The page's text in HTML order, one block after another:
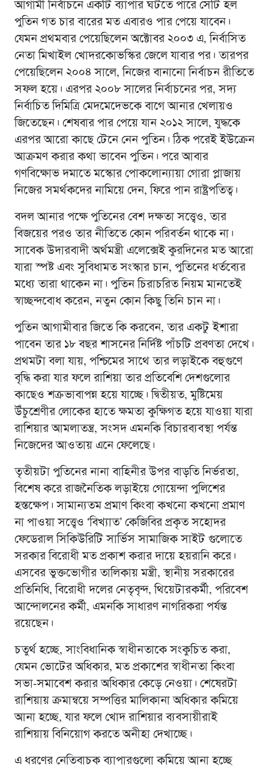
আগামী নির্বাচনে একটি ব্যাপার ঘটতে পারে সেটি হল
পুতিন গত চার বারের মত এবারও পার পেয়ে যাবেন।
যেমন প্রথমবার পেয়েছিলেন অক্টোবর ২০০৩ এ, নির্বাসিত
নেতা মিখাইল খোদরকোভস্কির জেলে যাবার পর। তারপর
পেয়েছিলেন ২০০৪ সালে, নিজের বানানো নির্বাচন রীতিতে
সফল হয়ে। এরপর ২০০৮ সালের নির্বাচনের পর, সদ্য
নির্বাচিত দিমিত্রি মেদমেদেভকে বাগে আনার খেলায়ও
জিতেছেন। শেষবার পার পেয়ে যান ২০১২ সালে, যুদ্ধকে
এরপর আরো কাছে টেনে নেন পুতিন। ঠিক পরেই ইউক্রেন
আক্রমণ করার কথা ভাবেন পুতিন। পরে আবার
গণবিক্ষোভ দমাতে মস্কোর পোকলোন্যায়া গোরা প্লাজায়
নিজের সমর্থকদের নামিয়ে দেন, ফিরে পান রাষ্ট্রপতিত্ব।
বদল আনার পক্ষে পুতিনের বেশ দক্ষতা সত্ত্বেও, তার
বিজয়ের পরও তার নীতিতে কোন পরিবর্তন থাকে না।
সাবেক উদারবাদী অর্থমন্ত্রী এলেক্সেই কুরদিনের মত আরো
যারা স্পষ্ট এবং সুবিধামত সংস্কার চান, পুতিনের ধর্তব্যের
মধ্যে তারা থাকেন না। পুতিন চিরাচরিত নিয়ম মানতেই
স্বাচ্ছন্দবোধ করেন, নতুন কোন কিছু তিনি চান না।
পুতিন আগামীবার জিতে কি করবেন, তার একটু ইশারা
পাবেন তার ১৮ বছর শাসনের নির্দিষ্ট পাঁচটি প্রবণতা দেখে।
প্রথমটা বলা যায়, পশ্চিমের সাথে তার লড়াইকে বহুগুণে
বৃদ্ধি করা যার ফলে রাশিয়া তার প্রতিবেশি দেশগুলোর
কাছেও শত্রুভাবাপন্ন হয়ে যাচ্ছে। দ্বিতীয়ত, মুষ্টিমেয়
উঁচুশ্রেণীর লোকের হাতে ক্ষমতা কুক্ষিগত হয়ে যাওয়া যারা
রাশিয়ার আমলাতন্ত্র, সংসদ এমনকি বিচারব্যবস্থা পর্যন্ত
নিজেদের আওতায় এনে ফেলেছে।
তৃতীয়টা পুতিনের নানা বাহিনীর উপর বাড়তি নির্ভরতা,
বিশেষ করে রাজনৈতিক লড়াইয়ে গোয়েন্দা পুলিশের
হস্তক্ষেপ। সামান্যতম প্রমাণ কিংবা কখনো কখনো প্রমাণ
না পাওয়া সত্ত্বেও ‘বিখ্যাত’ কেজিবির প্রকৃত সহোদর
ফেডেরাল সিকিউরিটি সার্ভিস সামাজিক সাইট গুলোতে
সরকার বিরোধী মত প্রকাশ করার দায়ে হয়রানি করে।
এসবের ভুক্তভোগীর তালিকায় মন্ত্রী, স্থানীয় সরকারের
প্রতিনিধি, বিরোধী দলের নেতৃবৃন্দ, থিয়েটারকর্মী, পরিবেশ
আন্দোলনের কর্মী, এমনকি সাধারণ নাগরিকরা পর্যন্ত
রয়েছেন।
চতুর্থ হচ্ছে, সাংবিধানিক স্বাধীনতাকে সংকুচিত করা,
যেমন ভোটের অধিকার, মত প্রকাশের স্বাধীনতা কিংবা
সভা-সমাবেশ করার অধিকার কেড়ে নেওয়া। শেষেরটা
রাশিয়ায় ক্রমান্বয়ে সম্পত্তির মালিকানা অধিকার কমিয়ে
আনা হচ্ছে, যার ফলে খোদ রাশিয়ার ব্যবসায়ীরাই
রাশিয়ায় বিনিয়োগ করতে অনীহা দেখাচ্ছে।
এ ধরণের নেতিবাচক ব্যাপারগুলো কমিয়ে আনা হচ্ছে